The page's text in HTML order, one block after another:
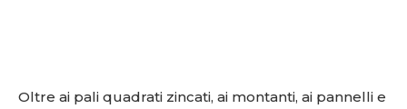
Oltre ai pali quadrati zincati, ai montanti, ai pannelli e